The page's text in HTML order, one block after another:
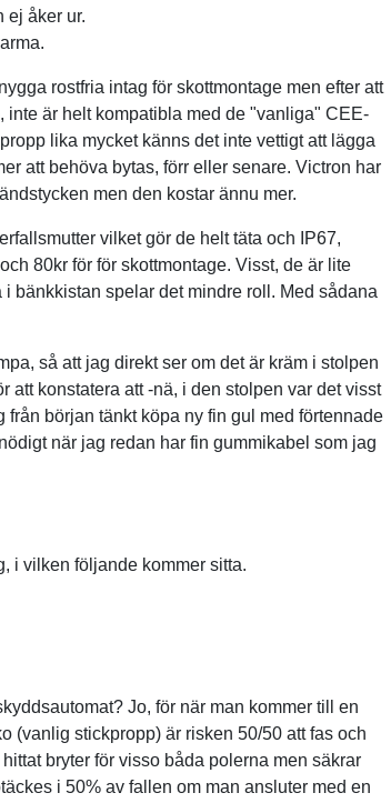
ej åker ur.
rostfria intag för skottmontage men efter att
inte är helt kompatibla med de "vanliga" CEE-
lika mycket känns det inte vettigt att lägga
att behöva bytas, förr eller senare. Victron har
men den kostar ännu mer.
vilket gör de helt täta och IP67,
80kr för för skottmontage. Visst, de är lite
bänkkistan spelar det mindre roll. Med sådana
så att jag direkt ser om det är kräm i stolpen
att konstatera att -nä, i den stolpen var det visst
början tänkt köpa ny fin gul med förtennade
när jag redan har fin gummikabel som jag
i vilken följande kommer sitta.
Jo, för när man kommer till en
(vanlig stickpropp) är risken 50/50 att fas och
bryter för visso båda polerna men säkrar
i 50% av fallen om man ansluter med en